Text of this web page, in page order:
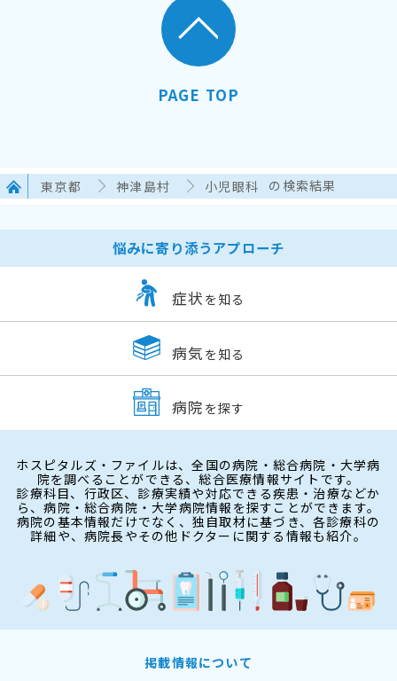
PAGE TOP
東京都 神津島村 小児眼科 の検索結果
悩みに寄り添うアプローチ
症状 を知る
病気 を知る
病院 を探す
ホスピタルズ・ファイルは、全国の病院・総合病院・大学病
院を調べることができる、総合医療情報サイトです。
診療科目、行政区、診療実績や対応できる疾患・治療などか
ら、病院・総合病院・大学病院情報を探すことができます。
病院の基本情報だけでなく、独自取材に基づき、各診療科の
詳細や、病院長やその他ドクターに関する情報も紹介。
掲載情報について